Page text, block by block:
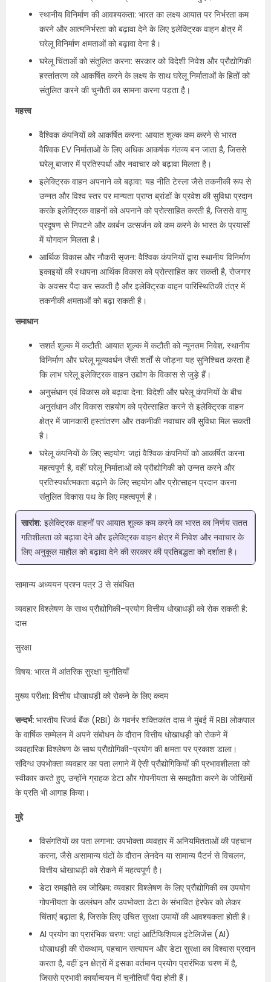
स्थानीय विनिर्माण की आवश्यकता: भारत का लक्ष्य आयात पर निर्भरता कम
करने और आत्मनिर्भरता को बढ़ावा देने के लिए इलेक्ट्रिक वाहन क्षेत्र में
घरेलू विनिर्माण क्षमताओं को बढ़ावा देना है।
घरेलू चिंताओं को संतुलित करना: सरकार को विदेशी निवेश और प्रौद्योगिकी
हस्तांतरण को आकर्षित करने के लक्ष्य के साथ घरेलू निर्माताओं के हितों को
संतुलित करने की चुनौती का सामना करना पड़ता है।
महत्त्व
वैश्विक कंपनियों को आकर्षित करना: आयात शुल्क कम करने से भारत
वैश्विक EV निर्माताओं के लिए अधिक आकर्षक गंतव्य बन जाता है, जिससे
घरेलू बाजार में प्रतिस्पर्धा और नवाचार को बढ़ावा मिलता है।
इलेक्ट्रिक वाहन अपनाने को बढ़ावा: यह नीति टेस्ला जैसे तकनीकी रूप से
उन्नत और विश्व स्तर पर मान्यता प्राप्त ब्रांडों के प्रवेश की सुविधा प्रदान
करके इलेक्ट्रिक वाहनों को अपनाने को प्रोत्साहित करती है, जिससे वायु
प्रदूषण से निपटने और कार्बन उत्सर्जन को कम करने के भारत के प्रयासों
में योगदान मिलता है।
आर्थिक विकास और नौकरी सृजन: वैश्विक कंपनियों द्वारा स्थानीय विनिर्माण
इकाइयों की स्थापना आर्थिक विकास को प्रोत्साहित कर सकती है, रोजगार
के अवसर पैदा कर सकती है और इलेक्ट्रिक वाहन पारिस्थितिकी तंत्र में
तकनीकी क्षमताओं को बढ़ा सकती है।
समाधान
सशर्त शुल्क में कटौती: आयात शुल्क में कटौती को न्यूनतम निवेश, स्थानीय
विनिर्माण और घरेलू मूल्यवर्धन जैसी शर्तों से जोड़ना यह सुनिश्चित करता है
कि लाभ घरेलू इलेक्ट्रिक वाहन उद्योग के विकास से जुड़े हैं।
अनुसंधान एवं विकास को बढ़ावा देना: विदेशी और घरेलू कंपनियों के बीच
अनुसंधान और विकास सहयोग को प्रोत्साहित करने से इलेक्ट्रिक वाहन
क्षेत्र में जानकारी हस्तांतरण और तकनीकी नवाचार की सुविधा मिल सकती
है।
घरेलू कंपनियों के लिए सहयोग: जहां वैश्विक कंपनियों को आकर्षित करना
महत्वपूर्ण है, वहीं घरेलू निर्माताओं को प्रौद्योगिकी को उन्नत करने और
प्रतिस्पर्धात्मकता बढ़ाने के लिए सहयोग और प्रोत्साहन प्रदान करना
संतुलित विकास पथ के लिए महत्वपूर्ण है।
सारांश: इलेक्ट्रिक वाहनों पर आयात शुल्क कम करने का भारत का निर्णय सतत
गतिशीलता को बढ़ावा देने और इलेक्ट्रिक वाहन क्षेत्र में निवेश और नवाचार के
लिए अनुकूल माहौल को बढ़ावा देने की सरकार की प्रतिबद्धता को दर्शाता है।
सामान्य अध्ययन प्रश्न पत्र 3 से संबंधित
व्यवहार विश्लेषण के साथ प्रौद्योगिकी-प्रयोग वित्तीय धोखाधड़ी को रोक सकती है:
दास
सुरक्षा
विषय: भारत में आंतरिक सुरक्षा चुनौतियाँ
मुख्य परीक्षा: वित्तीय धोखाधड़ी को रोकने के लिए कदम
सन्दर्भ: भारतीय रिजर्व बैंक (RBI) के गवर्नर शक्तिकांत दास ने मुंबई में RBI लोकपाल
के वार्षिक सम्मेलन में अपने संबोधन के दौरान वित्तीय धोखाधड़ी को रोकने में
व्यवहारिक विश्लेषण के साथ प्रौद्योगिकी-प्रयोग की क्षमता पर प्रकाश डाला।
संदिग्ध उपभोक्ता व्यवहार का पता लगाने में ऐसी प्रौद्योगिकियों की प्रभावशीलता को
स्वीकार करते हुए, उन्होंने ग्राहक डेटा और गोपनीयता से समझौता करने के जोखिमों
के प्रति भी आगाह किया।
मुद्दे
विसंगतियों का पता लगाना: उपभोक्ता व्यवहार में अनियमितताओं की पहचान
करना, जैसे असामान्य घंटों के दौरान लेनदेन या सामान्य पैटर्न से विचलन,
वित्तीय धोखाधड़ी को रोकने में महत्वपूर्ण है।
डेटा समझौते का जोखिम: व्यवहार विश्लेषण के लिए प्रौद्योगिकी का उपयोग
गोपनीयता के उल्लंघन और उपभोक्ता डेटा के संभावित हेरफेर को लेकर
चिंताएं बढ़ाता है, जिसके लिए उचित सुरक्षा उपायों की आवश्यकता होती है।
AI प्रयोग का प्रारंभिक चरण: जहां आर्टिफिशियल इंटेलिजेंस (AI)
धोखाधड़ी की रोकथाम, पहचान सत्यापन और डेटा सुरक्षा का विश्वास प्रदान
करता है, वहीं इन क्षेत्रों में इसका वर्तमान प्रयोग प्रारंभिक चरण में है,
जिससे प्रभावी कार्यान्वयन में चुनौतियाँ पैदा होती हैं।